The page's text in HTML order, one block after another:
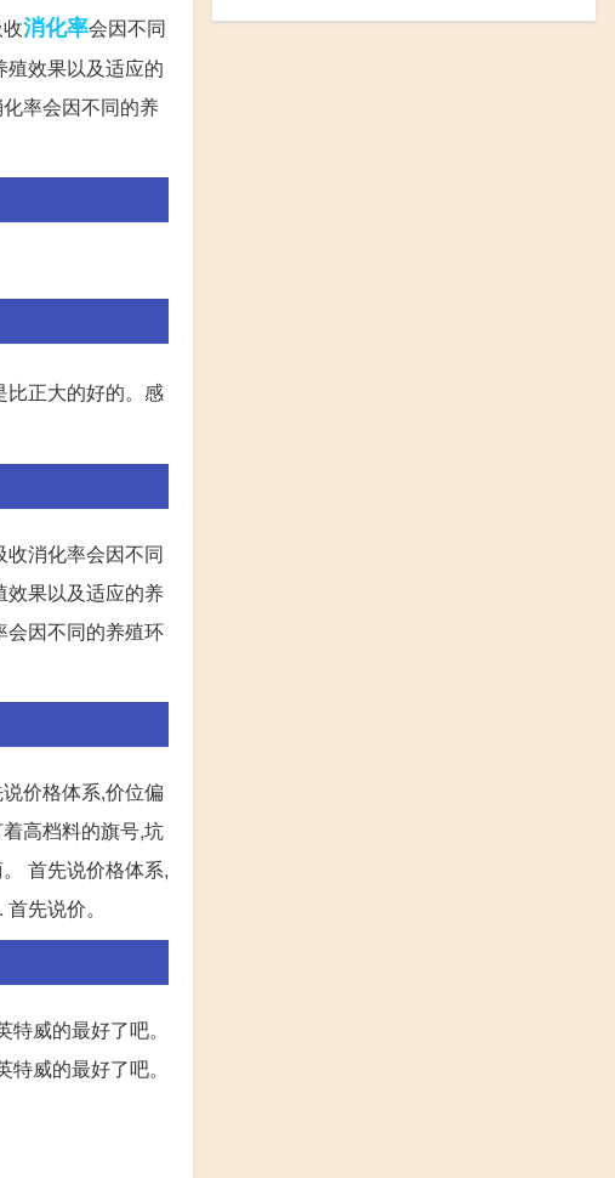
消化率会因不同
效果以及适应的
率会因不同的养
比正大的好的。感
消化率会因不同
效果以及适应的养
会因不同的养殖环
价格体系,价位偏
高档料的旗号,坑
首先说价格体系,
先说价。
威的最好了吧。
威的最好了吧。